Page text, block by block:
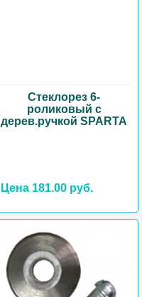
Стеклорез 6-
роликовый с
дерев.ручкой SPARTA
Цена 181.00 руб.